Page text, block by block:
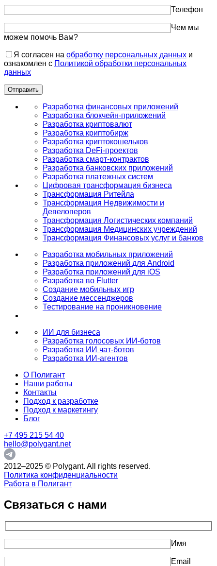
Телефон
Чем мы
можем помочь Вам?
Я согласен на обработку персональных данных и
ознакомлен с Политикой обработки персональных
данных
Разработка финансовых приложений
Разработка блокчейн-приложений
Разработка криптовалют
Разработка криптобирж
Разработка криптокошельков
Разработка DeFi-проектов
Разработка смарт-контрактов
Разработка банковских приложений
Разработка платежных систем
Цифровая трансформация бизнеса
Трансформация Ритейла
Трансформация Недвижимости и
Девелоперов
Трансформация Логистических компаний
Трансформация Медицинских учреждений
Трансформация Финансовых услуг и банков
Разработка мобильных приложений
Разработка приложений для Android
Разработка приложений для iOS
Разработка во Flutter
Создание мобильных игр
Создание мессенджеров
Тестирование на проникновение
ИИ для бизнеса
Разработка голосовых ИИ-ботов
Разработка ИИ чат-ботов
Разработка ИИ-агентов
О Полигант
Наши работы
Контакты
Подход к разработке
Подход к маркетингу
Блог
+7 495 215 54 40
hello@polygant.net
2012–2025 © Polygant. All rights reserved.
Политика конфиденциальности
Работа в Полигант
Связаться с нами
Имя
Email